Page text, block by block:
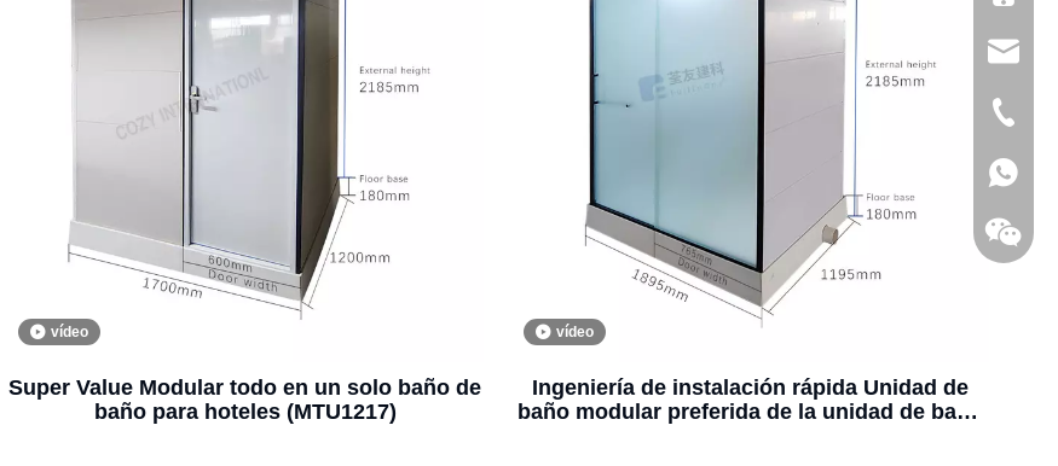
vídeo
Super Value Modular todo en un solo baño de
baño para hoteles (MTU1217)
vídeo
Ingeniería de instalación rápida Unidad de
baño modular preferida de la unidad de baño
+86-